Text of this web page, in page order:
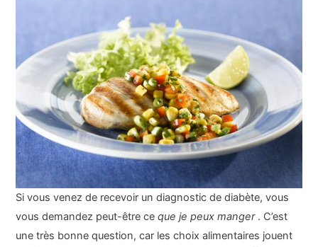
Si vous venez de recevoir un diagnostic de diabète, vous
vous demandez peut-être ceque je peux manger . C’est
une très bonne question, car les choix alimentaires jouent